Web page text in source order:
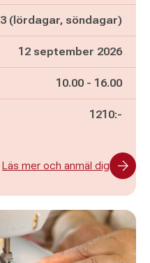
3 (lördagar, söndagar)
12 september 2026
Pågår mellan
10.00 - och
16.00
1210:-
Läs mer och anmäl dig